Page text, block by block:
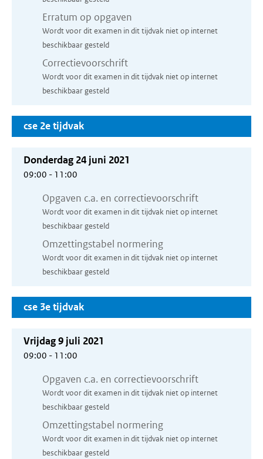
Erratum op opgaven
Wordt voor dit examen in dit tijdvak niet op internet
beschikbaar gesteld
Correctievoorschrift
Wordt voor dit examen in dit tijdvak niet op internet
beschikbaar gesteld
cse 2e tijdvak
Donderdag 24 juni 2021
09:00 - 11:00
Opgaven c.a. en correctievoorschrift
Wordt voor dit examen in dit tijdvak niet op internet
beschikbaar gesteld
Omzettingstabel normering
Wordt voor dit examen in dit tijdvak niet op internet
beschikbaar gesteld
cse 3e tijdvak
Vrijdag 9 juli 2021
09:00 - 11:00
Opgaven c.a. en correctievoorschrift
Wordt voor dit examen in dit tijdvak niet op internet
beschikbaar gesteld
Omzettingstabel normering
Wordt voor dit examen in dit tijdvak niet op internet
beschikbaar gesteld